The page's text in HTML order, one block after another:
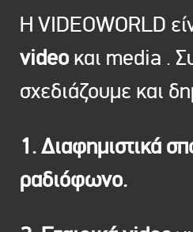
Η VIDEOWORLD
video και media .
σχεδιάζουμε και
1. Διαφημιστικά
ραδιόφωνο.